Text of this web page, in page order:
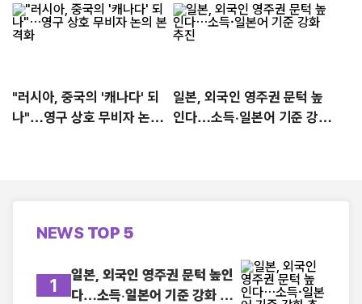
"러시아, 중국의 '캐나다' 되
나"…영구 상호 무비자 논의
일본, 외국인 영주권 문턱 높
인다…소득·일본어 기준 강화
NEWS TOP 5
1
일본, 외국인 영주권 문턱 높인
다…소득·일본어 기준 강화 추